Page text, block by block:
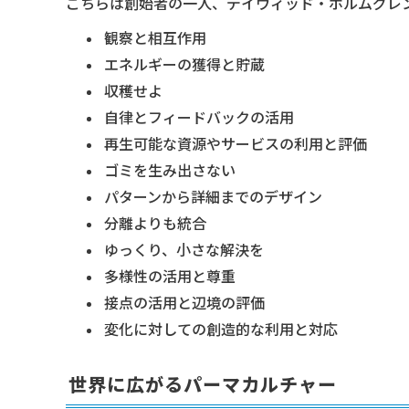
観察と相互作用
エネルギーの獲得と貯蔵
収穫せよ
自律とフィードバックの活用
再生可能な資源やサービスの利用と評価
ゴミを生み出さない
パターンから詳細までのデザイン
分離よりも統合
ゆっくり、小さな解決を
多様性の活用と尊重
接点の活用と辺境の評価
変化に対しての創造的な利用と対応
世界に広がるパーマカルチャー